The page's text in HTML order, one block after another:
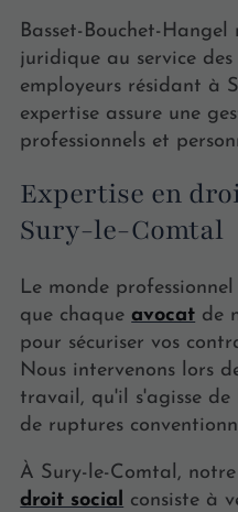
Basset-Bouchet-
juridique au service
employeurs résidant à
expertise assure une
professionnels et
Expertise en
Sury-le-Comtal
Le monde
que chaqueavocat de
pour sécuriser vos
Nous intervenons lors
travail, qu'il s'agisse de
de ruptures
À Sury-le-Comtal,
droit social consiste à